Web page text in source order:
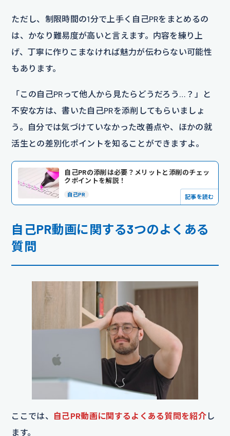
ただし、制限時間の1分で上手く自己PRをまとめるの
は、かなり難易度が高いと言えます。内容を練り上
げ、丁寧に作りこまなければ魅力が伝わらない可能性
もあります。
「この自己PRって他人から見たらどうだろう…？」と
不安な方は、書いた自己PRを添削してもらいましょ
う。自分では気づけていなかった改善点や、ほかの就
活生との差別化ポイントを知ることができますよ。
自己PRの添削は必要？メリットと添削のチェッ
クポイントを解説！
自己PR 記事を読む
自己PR動画に関する3つのよくある
質問
ここでは、 自己PR動画に関するよくある質問を紹介 し
ます。